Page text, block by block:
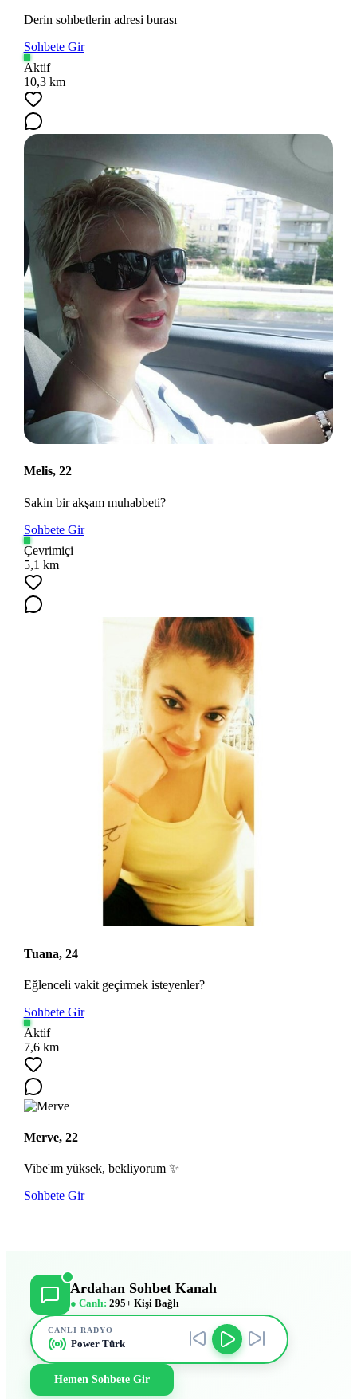
Derin sohbetlerin adresi burası
Sohbete Gir
Aktif
10,3 km
Melis, 22
Sakin bir akşam muhabbeti?
Sohbete Gir
Çevrimiçi
5,1 km
Tuana, 24
Eğlenceli vakit geçirmek isteyenler?
Sohbete Gir
Aktif
7,6 km
Merve, 22
Vibe'ım yüksek, bekliyorum ✨
Sohbete Gir
Ardahan Sohbet Kanalı
● Canlı: 295+ Kişi Bağlı
CANLI RADYO
Power Türk
Hemen Sohbete Gir